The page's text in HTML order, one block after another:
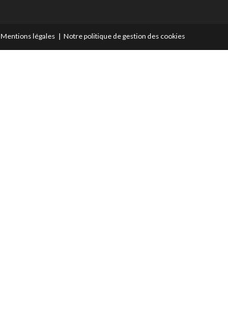
Mentions légales Notre politique de gestion des cookies